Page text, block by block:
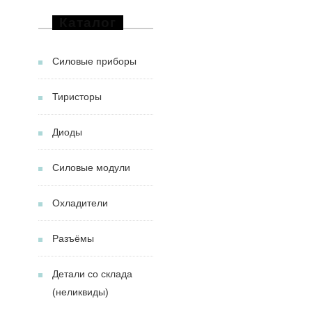
Силовые приборы
Тиристоры
Диоды
Силовые модули
Охладители
Разъёмы
Детали со склада
(неликвиды)